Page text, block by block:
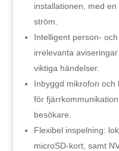
installationen, med
ström.
Intelligent person-
irrelevanta
viktiga händelser.
Inbyggd mikrofon och
för
besökare.
Flexibel inspelning:
microSD-kort, samt